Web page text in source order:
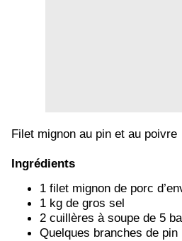
Filet mignon au pin et au poivre
Ingrédients
1 filet mignon de porc
1 kg de gros sel
2 cuillères à soupe de 5
Quelques branches de pin